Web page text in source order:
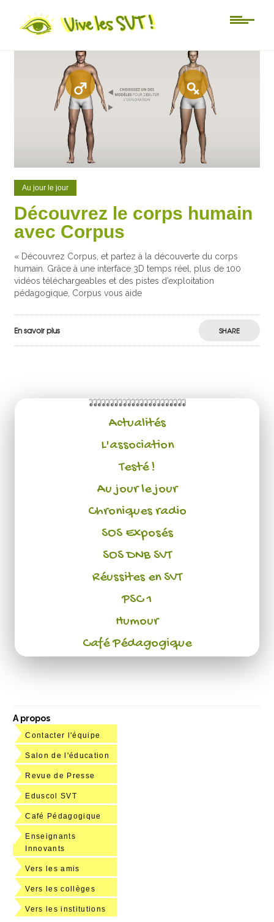
Au jour le jour
Découvrez le corps humain
avec Corpus
« Découvrez Corpus, et partez à la découverte du corps
humain. Grâce à une interface 3D temps réel, plus de 100
vidéos téléchargeables et des pistes d’exploitation
pédagogique, Corpus vous aide
En savoir plus SHARE
Actualités
L'association
Testé !
Au jour le jour
Chroniques radio
SOS Exposés
SOS DNB SVT
Réussites en SVT
PSC 1
Humour
Café Pédagogique
A propos
Contacter l'équipe
Salon de l'éducation
Revue de Presse
Eduscol SVT
Café Pédagogique
Enseignants
Innovants
Vers les amis
Vers les collèges
Vers les institutions